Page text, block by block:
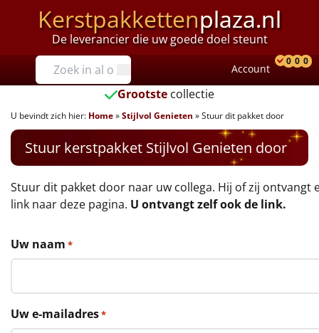
Kerstpakkettenplaza.nl
De leverancier die uw goede doel steunt
Prijzen
Tot €25
€25 tot €35
€35 tot €40
€40 tot €45
€50 tot €55
€55 tot €75
€75 tot €100
Account
0 0 0
Grootste collectie
U bevindt zich hier: Home»Stijlvol Genieten »Stuur dit pakket door
Stuur kerstpakket Stijlvol Genieten door
Stuur dit pakket door naar uw collega. Hij of zij ontvangt
link naar deze pagina. U ontvangt zelf ook de link.
Uw naam *
Uw e-mailadres*